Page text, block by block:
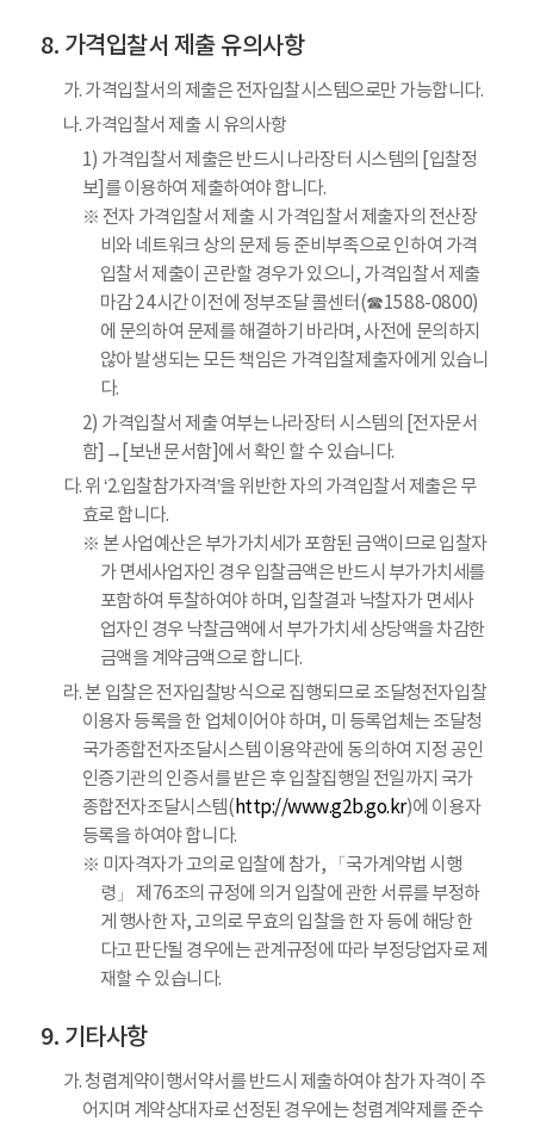
가격입찰서 제출 유의사항
가. 가격입찰서의 제출은 전자입찰시스템으로만 가능합니다.
나. 가격입찰서 제출 시 유의사항
1) 가격입찰서 제출은 반드시 나라장터 시스템의 [입찰정
보]를 이용하여 제출하여야 합니다.
※ 전자 가격입찰서 제출 시 가격입찰서 제출자의 전산장
비와 네트워크 상의 문제 등 준비부족으로 인하여 가격
입찰서 제출이 곤란할 경우가 있으니, 가격입찰서 제출
마감 24시간 이전에 정부조달 콜센터(☎1588-0800)
에 문의하여 문제를 해결하기 바라며, 사전에 문의하지
않아 발생되는 모든 책임은 가격입찰제출자에게 있습니
다.
2) 가격입찰서 제출 여부는 나라장터 시스템의 [전자문서
함]→[보낸 문서함]에서 확인 할 수 있습니다.
다. 위 ‘2.입찰참가자격’을 위반한 자의 가격입찰서 제출은 무
효로 합니다.
※ 본 사업예산은 부가가치세가 포함된 금액이므로 입찰자
가 면세사업자인 경우 입찰금액은 반드시 부가가치세를
포함하여 투찰하여야 하며, 입찰결과 낙찰자가 면세사
업자인 경우 낙찰금액에서 부가가치세 상당액을 차감한
금액을 계약금액으로 합니다.
라. 본 입찰은 전자입찰방식으로 집행되므로 조달청전자입찰
이용자 등록을 한 업체이어야 하며, 미 등록업체는 조달청
국가종합전자조달시스템 이용약관에 동의하여 지정 공인
인증기관의 인증서를 받은 후 입찰집행일 전일까지 국가
종합전자조달시스템(http://www.g2b.go.kr)에 이용자
등록을 하여야 합니다.
※ 미자격자가 고의로 입찰에 참가, 「국가계약법 시행
령」 제76조의 규정에 의거 입찰에 관한 서류를 부정하
게 행사한 자, 고의로 무효의 입찰을 한 자 등에 해당 한
다고 판단될 경우에는 관계규정에 따라 부정당업자로 제
재할 수 있습니다.
기타사항
가. 청렴계약이행서약서를 반드시 제출하여야 참가 자격이 주
어지며 계약상대자로 선정된 경우에는 청렴계약제를 준수